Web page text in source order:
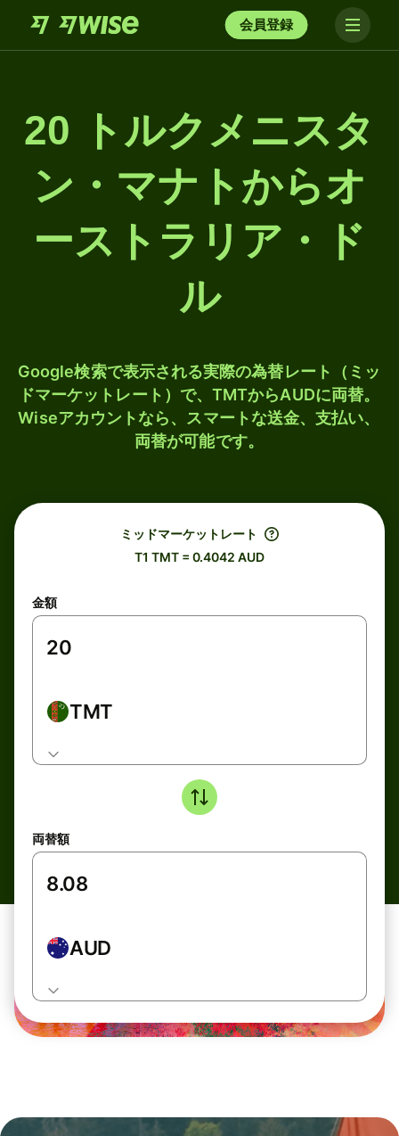
会員登録
20 トルクメニスタ
ン・マナトからオ
ーストラリア・ド
ル
Google検索で表示される実際の為替レート（ミッ
ドマーケットレート）で、TMTからAUDに両替。
Wiseアカウントなら、スマートな送金、支払い、
両替が可能です。
ミッドマーケットレート
T1 TMT = 0.4042 AUD
金額
TMT
両替額
AUD